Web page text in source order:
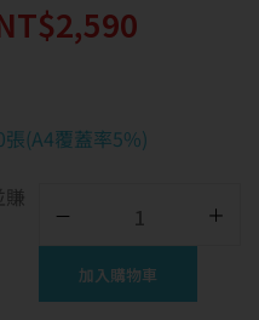
2,590
(A4覆蓋率5%)
加入購物車